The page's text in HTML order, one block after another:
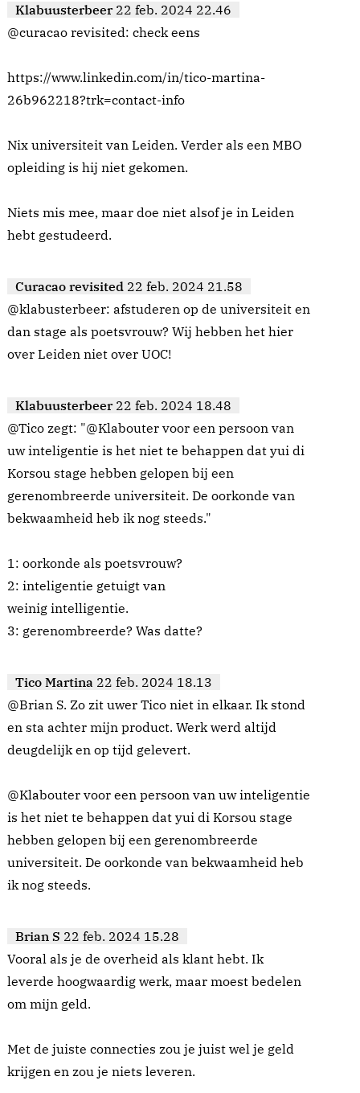
Klabuusterbeer 22 feb. 2024 22.46
@curacao revisited: check eens
https://www.linkedin.com/in/tico-martina-
26b962218?trk=contact-info
Nix universiteit van Leiden. Verder als een MBO
opleiding is hij niet gekomen.
Niets mis mee, maar doe niet alsof je in Leiden
hebt gestudeerd.
Curacao revisited 22 feb. 2024 21.58
@klabusterbeer: afstuderen op de universiteit en
dan stage als poetsvrouw? Wij hebben het hier
over Leiden niet over UOC!
Klabuusterbeer 22 feb. 2024 18.48
@Tico zegt: "@Klabouter voor een persoon van
uw inteligentie is het niet te behappen dat yui di
Korsou stage hebben gelopen bij een
gerenombreerde universiteit. De oorkonde van
bekwaamheid heb ik nog steeds."
1: oorkonde als poetsvrouw?
2: inteligentie getuigt van
weinig intelligentie.
3: gerenombreerde? Was datte?
Tico Martina 22 feb. 2024 18.13
@Brian S. Zo zit uwer Tico niet in elkaar. Ik stond
en sta achter mijn product. Werk werd altijd
deugdelijk en op tijd gelevert.
@Klabouter voor een persoon van uw inteligentie
is het niet te behappen dat yui di Korsou stage
hebben gelopen bij een gerenombreerde
universiteit. De oorkonde van bekwaamheid heb
ik nog steeds.
Brian S 22 feb. 2024 15.28
Vooral als je de overheid als klant hebt. Ik
leverde hoogwaardig werk, maar moest bedelen
om mijn geld.
Met de juiste connecties zou je juist wel je geld
krijgen en zou je niets leveren.